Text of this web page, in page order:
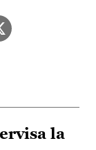
la